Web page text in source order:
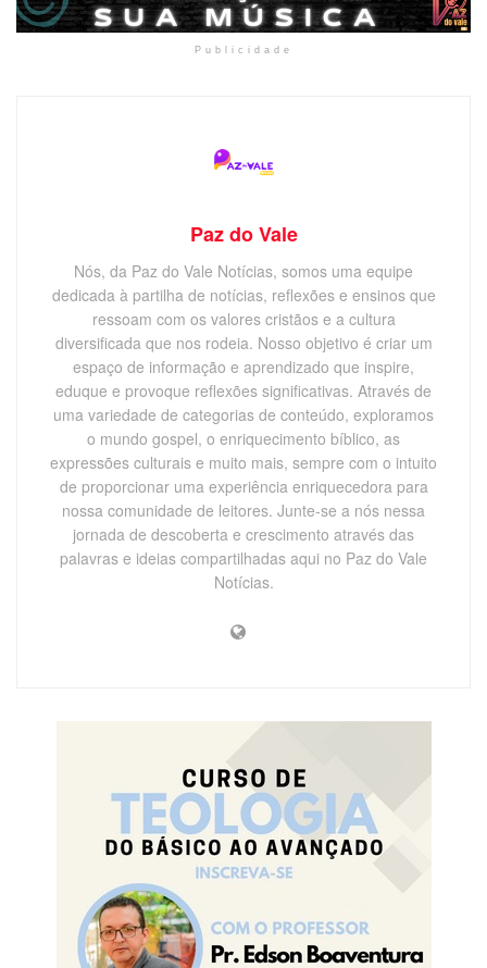
Publicidade
Paz do Vale
Nós, da Paz do Vale Notícias, somos uma equipe
dedicada à partilha de notícias, reflexões e ensinos que
ressoam com os valores cristãos e a cultura
diversificada que nos rodeia. Nosso objetivo é criar um
espaço de informação e aprendizado que inspire,
eduque e provoque reflexões significativas. Através de
uma variedade de categorias de conteúdo, exploramos
o mundo gospel, o enriquecimento bíblico, as
expressões culturais e muito mais, sempre com o intuito
de proporcionar uma experiência enriquecedora para
nossa comunidade de leitores. Junte-se a nós nessa
jornada de descoberta e crescimento através das
palavras e ideias compartilhadas aqui no Paz do Vale
Notícias.